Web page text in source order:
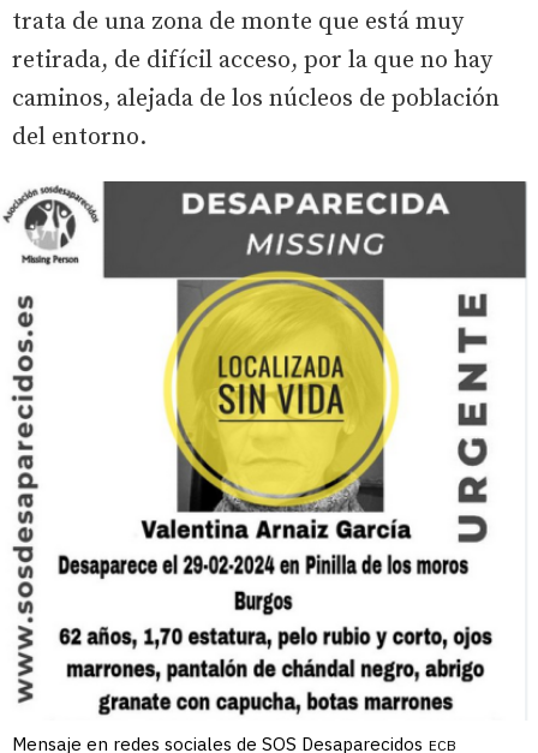
trata de una zona de monte que está muy
retirada, de difícil acceso, por la que no hay
caminos, alejada de los núcleos de población
del entorno.
Mensaje en redes sociales de SOS Desaparecidos ECB